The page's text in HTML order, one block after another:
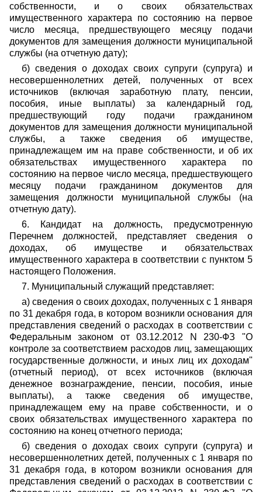
собственности, и о своих обязательствах
имущественного характера по состоянию на первое
число месяца, предшествующего месяцу подачи
документов для замещения должности муниципальной
службы (на отчетную дату);
б) сведения о доходах своих супруги (супруга) и
несовершеннолетних детей, полученных от всех
источников (включая заработную плату, пенсии,
пособия, иные выплаты) за календарный год,
предшествующий году подачи гражданином
документов для замещения должности муниципальной
службы, а также сведения об имуществе,
принадлежащем им на праве собственности, и об их
обязательствах имущественного характера по
состоянию на первое число месяца, предшествующего
месяцу подачи гражданином документов для
замещения должности муниципальной службы (на
отчетную дату).
6. Кандидат на должность, предусмотренную
Перечнем должностей, представляет сведения о
доходах, об имуществе и обязательствах
имущественного характера в соответствии с пунктом 5
настоящего Положения.
7. Муниципальный служащий представляет:
а) сведения о своих доходах, полученных с 1 января
по 31 декабря года, в котором возникли основания для
представления сведений о расходах в соответствии с
Федеральным законом от 03.12.2012 N 230-ФЗ "О
контроле за соответствием расходов лиц, замещающих
государственные должности, и иных лиц их доходам"
(отчетный период), от всех источников (включая
денежное вознаграждение, пенсии, пособия, иные
выплаты), а также сведения об имуществе,
принадлежащем ему на праве собственности, и о
своих обязательствах имущественного характера по
состоянию на конец отчетного периода;
б) сведения о доходах своих супруги (супруга) и
несовершеннолетних детей, полученных с 1 января по
31 декабря года, в котором возникли основания для
представления сведений о расходах в соответствии с